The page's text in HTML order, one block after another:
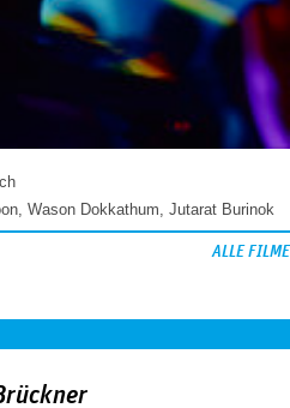
, Wason Dokkathum, Jutarat Burinok
ALLE FILME